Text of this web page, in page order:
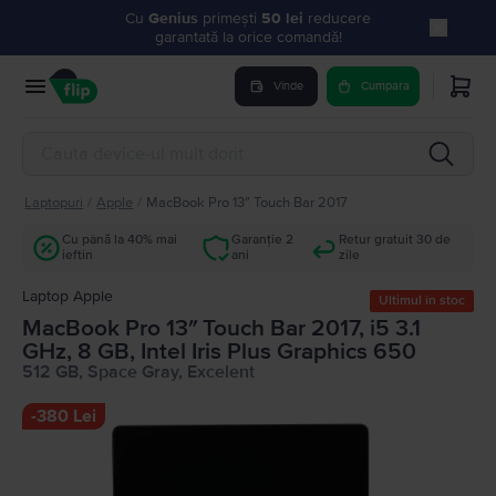
Cu Genius primești 50 lei reducere
garantată la orice comandă!
Vinde Cumpara
Laptopuri Apple MacBook Pro 13″ Touch Bar 2017
Cu până la 40% mai
ieftin
Garanție 2
ani
Retur gratuit 30 de
zile
Laptop Apple Ultimul în stoc
MacBook Pro 13″ Touch Bar 2017, i5 3.1
GHz, 8 GB, Intel Iris Plus Graphics 650
512 GB, Space Gray, Excelent
-380 Lei